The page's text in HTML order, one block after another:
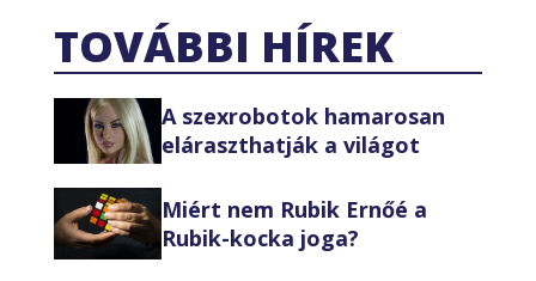
TOVÁBBI HÍREK
A szexrobotok hamarosan
eláraszthatják a világot
Miért nem Rubik Ernőé a
Rubik-kocka joga?